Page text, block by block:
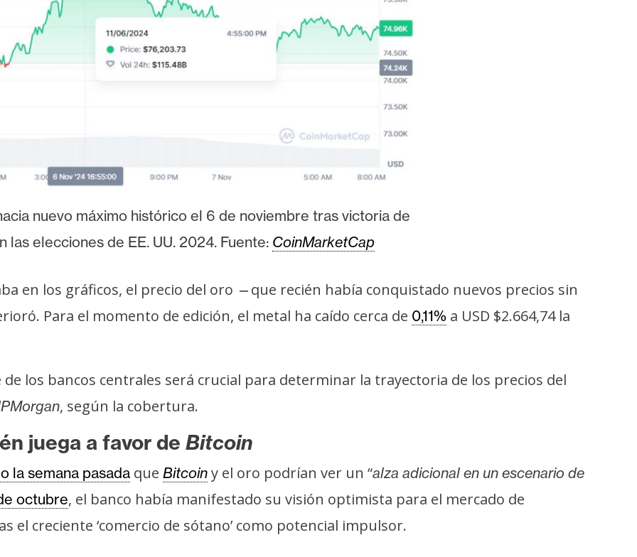
nuevo máximo histórico el 6 de noviembre tras victoria de
las elecciones de EE. UU. 2024. Fuente: CoinMarketCap
en los gráficos, el precio del oro — que recién había conquistado nuevos precios sin
Para el momento de edición, el metal ha caído cerca de 0,11% a USD $2.664,74 la
los bancos centrales será crucial para determinar la trayectoria de los precios del
, según la cobertura.
juega a favor de Bitcoin
la semana pasada que Bitcoin y el oro podrían ver un “alza adicional en un escenario de
octubre, el banco había manifestado su visión optimista para el mercado de
el creciente ‘comercio de sótano’ como potencial impulsor.